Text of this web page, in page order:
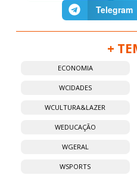
Telegram
+
ECONOMIA
WCIDADES
WCULTURA&LAZER
WEDUCAÇÃO
WGERAL
WSPORTS